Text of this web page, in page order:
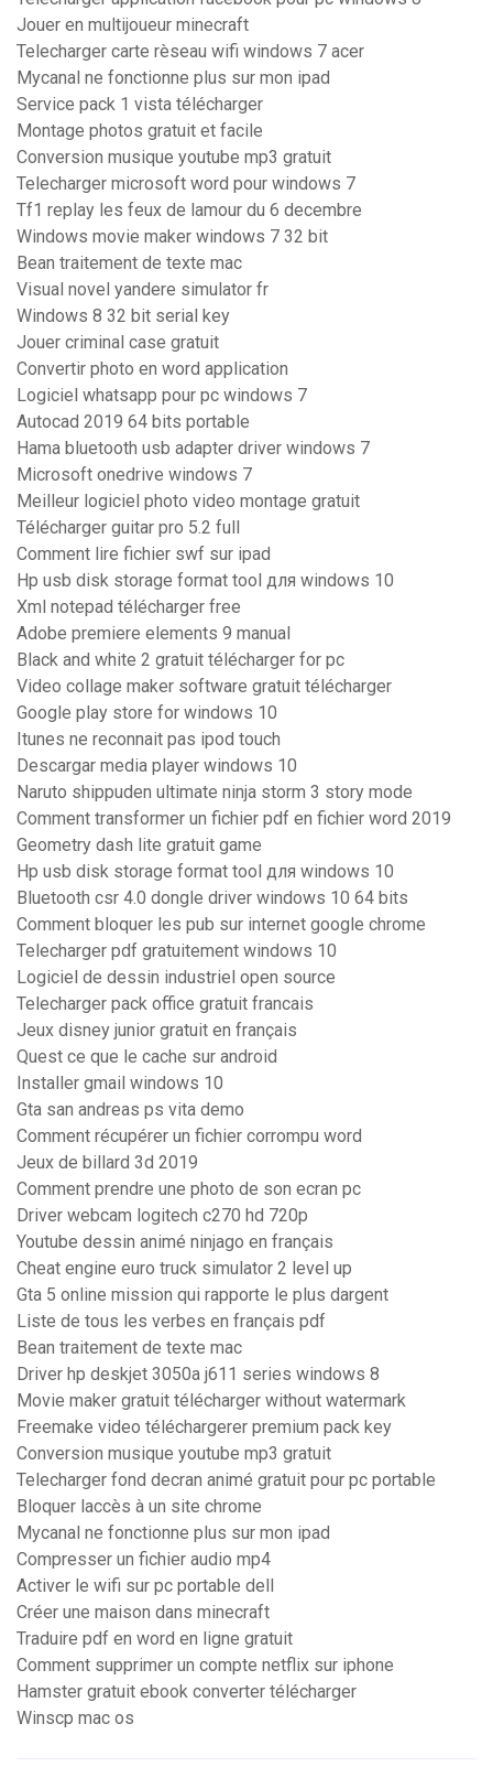
Jouer en multijoueur minecraft
Telecharger carte rèseau wifi windows 7 acer
Mycanal ne fonctionne plus sur mon ipad
Service pack 1 vista télécharger
Montage photos gratuit et facile
Conversion musique youtube mp3 gratuit
Telecharger microsoft word pour windows 7
Tf1 replay les feux de lamour du 6 decembre
Windows movie maker windows 7 32 bit
Bean traitement de texte mac
Visual novel yandere simulator fr
Windows 8 32 bit serial key
Jouer criminal case gratuit
Convertir photo en word application
Logiciel whatsapp pour pc windows 7
Autocad 2019 64 bits portable
Hama bluetooth usb adapter driver windows 7
Microsoft onedrive windows 7
Meilleur logiciel photo video montage gratuit
Télécharger guitar pro 5.2 full
Comment lire fichier swf sur ipad
Hp usb disk storage format tool для windows 10
Xml notepad télécharger free
Adobe premiere elements 9 manual
Black and white 2 gratuit télécharger for pc
Video collage maker software gratuit télécharger
Google play store for windows 10
Itunes ne reconnait pas ipod touch
Descargar media player windows 10
Naruto shippuden ultimate ninja storm 3 story mode
Comment transformer un fichier pdf en fichier word 2019
Geometry dash lite gratuit game
Hp usb disk storage format tool для windows 10
Bluetooth csr 4.0 dongle driver windows 10 64 bits
Comment bloquer les pub sur internet google chrome
Telecharger pdf gratuitement windows 10
Logiciel de dessin industriel open source
Telecharger pack office gratuit francais
Jeux disney junior gratuit en français
Quest ce que le cache sur android
Installer gmail windows 10
Gta san andreas ps vita demo
Comment récupérer un fichier corrompu word
Jeux de billard 3d 2019
Comment prendre une photo de son ecran pc
Driver webcam logitech c270 hd 720p
Youtube dessin animé ninjago en français
Cheat engine euro truck simulator 2 level up
Gta 5 online mission qui rapporte le plus dargent
Liste de tous les verbes en français pdf
Bean traitement de texte mac
Driver hp deskjet 3050a j611 series windows 8
Movie maker gratuit télécharger without watermark
Freemake video téléchargerer premium pack key
Conversion musique youtube mp3 gratuit
Telecharger fond decran animé gratuit pour pc portable
Bloquer laccès à un site chrome
Mycanal ne fonctionne plus sur mon ipad
Compresser un fichier audio mp4
Activer le wifi sur pc portable dell
Créer une maison dans minecraft
Traduire pdf en word en ligne gratuit
Comment supprimer un compte netflix sur iphone
Hamster gratuit ebook converter télécharger
Winscp mac os